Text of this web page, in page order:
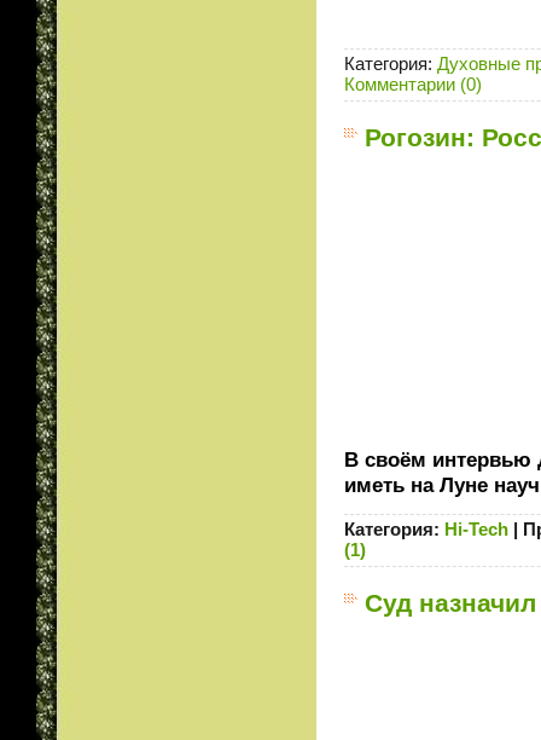
Категория: Духовные
Комментарии (0)
Рогозин:
В своём интервью
иметь на Луне
Категория: Hi-Tech |
(1)
Суд